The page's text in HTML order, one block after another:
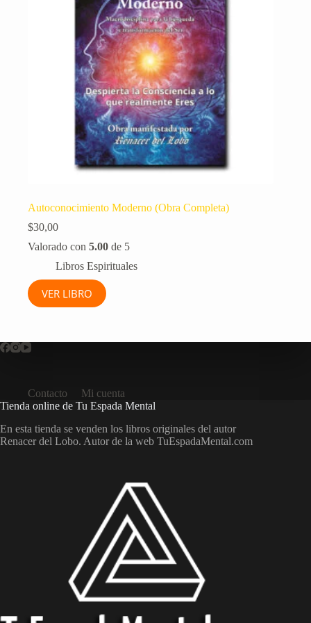
Autoconocimiento Moderno (Obra Completa)
$30,00
Valorado con 5.00 de 5
Libros Espirituales
VER LIBRO
Contacto
Mi cuenta
Tienda online de Tu Espada Mental
En esta tienda se venden los libros originales del autor
Renacer del Lobo. Autor de la web TuEspadaMental.com